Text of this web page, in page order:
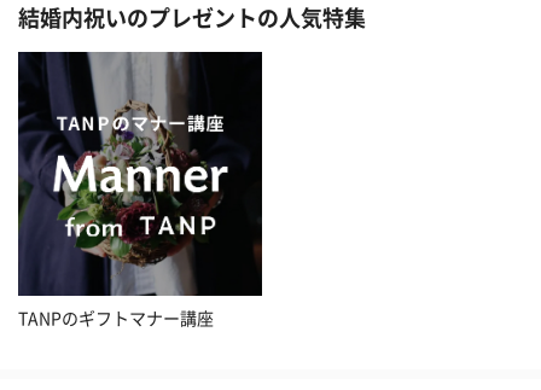
結婚内祝いのプレゼントの人気特集
TANPのギフトマナー講座